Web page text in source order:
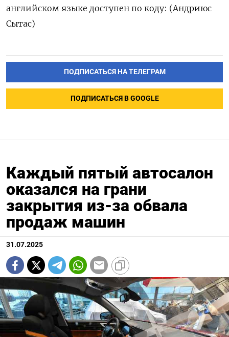
английском языке доступен по коду: (Андриюс
Сытас)
ПОДПИСАТЬСЯ НА ТЕЛЕГРАМ
ПОДПИСАТЬСЯ В GOOGLE
Каждый пятый автосалон
оказался на грани
закрытия из-за обвала
продаж машин
31.07.2025